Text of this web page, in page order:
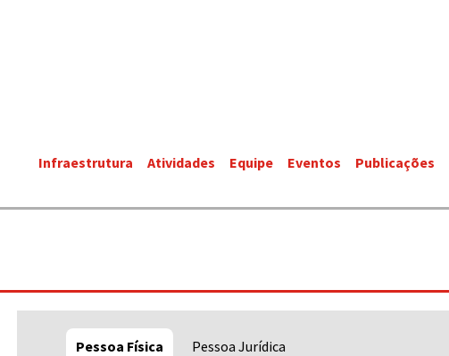
Infraestrutura Atividades Equipe Eventos Publicações
Pessoa Física Pessoa Jurídica